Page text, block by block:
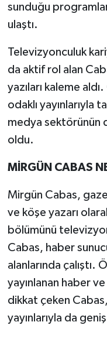
sunduğu
ulaştı.
Televizyonculuk
da aktif rol alan
yazıları kaleme
odaklı yayınlarıyla
medya sektörünün
oldu.
MİRGÜN CABAS
Mirgün Cabas,
ve köşe yazarı
bölümünü
Cabas, haber
alanlarında çalıştı.
yayınlanan haber
dikkat çeken
yayınlarıyla da